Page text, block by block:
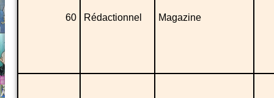
60 Rédactionnel Magazine